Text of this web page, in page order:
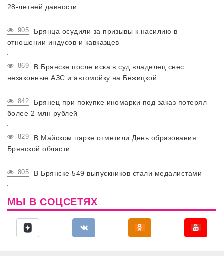
28-летней давности
905
Брянца осудили за призывы к насилию в
отношении индусов и кавказцев
869
В Брянске после иска в суд владелец снес
незаконные АЗС и автомойку на Бежицкой
842
Брянец при покупке иномарки под заказ потерял
более 2 млн рублей
829
В Майском парке отметили День образования
Брянской области
805 В Брянске 549 выпускников стали медалистами
МЫ В СОЦСЕТЯХ